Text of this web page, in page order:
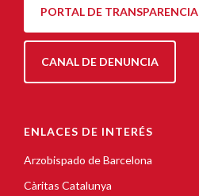
PORTAL DE TRANSPARENCIA
CANAL DE DENUNCIA
ENLACES DE INTERÉS
Arzobispado de Barcelona
Càritas Catalunya